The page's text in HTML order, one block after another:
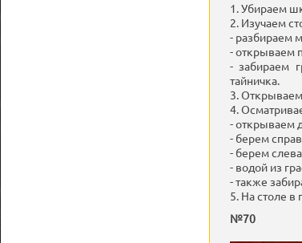
1. Убираем
2. Изучаем
- разбираем
- открываем
- забираем
тайничка.
3.
4.
- открываем
- берем
- берем
- водой из
- также
5. На столе в
№70